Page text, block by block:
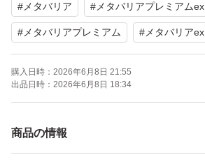
#メタバリア #メタバリアプレミアムex
#メタバリアプレミアム #メタバリアex
購入日時： 2026年6月8日 21:55
出品日時： 2026年6月8日 18:34
商品の情報